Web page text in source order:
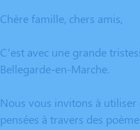
Chère famille, chers amis,
C’est avec une grande
Bellegarde-en-Marche.
Nous vous invitons à utiliser
pensées à travers des